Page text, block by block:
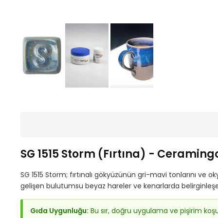
SG 1515 Storm (Fırtına) -
SG 1515 Storm; fırtınalı gökyüzünün gri-mavi tonlarını
gelişen bulutumsu beyaz hareler ve kenarlarda
Gıda Uygunluğu: Bu sır, doğru uygulama ve pişirim